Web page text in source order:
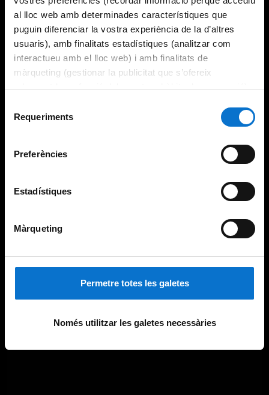
al lloc web amb determinades característiques que
puguin diferenciar la vostra experiència de la d’altres
usuaris), amb finalitats estadístiques (analitzar com
interactueu amb el lloc web) i amb finalitats de
màrqueting (gestionar la publicitat que s’ofereix
adequant-la en funció dels vostres hàbits de navegació).
consultar laPolítica de galetes del lloc web de la
Requeriments
Preferències
Estadístiques
Màrqueting
Permetre totes les galetes
Només utilitzar les galetes necessàries